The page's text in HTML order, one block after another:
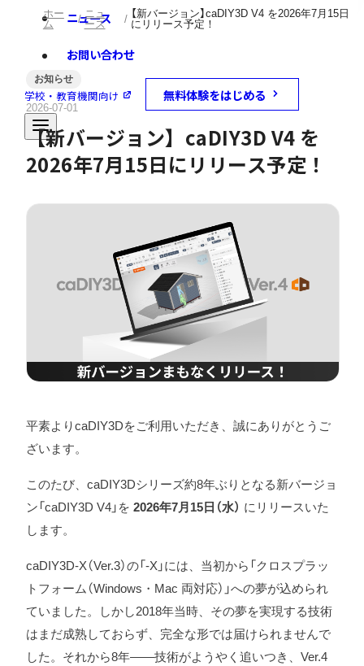
ニュース
お問い合わせ
学校・教育機関向け 無料体験をはじめる
ホー
ム
ニュ
ース
【新バージョン】caDIY3D V4 を2026年7月15日
にリリース予定！
お知らせ
2026-07-01
【新バージョン】caDIY3D V4 を
2026年7月15日にリリース予定！
平素よりcaDIY3Dをご利用いただき、誠にありがとうご
ざいます。
このたび、caDIY3Dシリーズ約8年ぶりとなる新バージョ
ン「caDIY3D V4」を 2026年7月15日（水） にリリースいた
します。
caDIY3D-X（Ver.3）の「-X」には、当初から「クロスプラッ
トフォーム（Windows・Mac 両対応）」への夢が込められ
ていました。しかし2018年当時、その夢を実現する技術
はまだ成熟しておらず、完全な形では届けられませんで
した。それから8年——技術がようやく追いつき、Ver.4